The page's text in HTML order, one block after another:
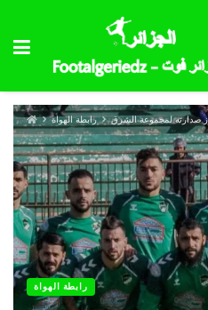
رابطة الهواة ويعزّز صدارته لمجموعة الشرق
رابطة الهواة